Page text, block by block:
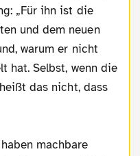
„Für ihn ist die
und dem neuen
warum er nicht
hat. Selbst, wenn die
das nicht, dass
haben machbare